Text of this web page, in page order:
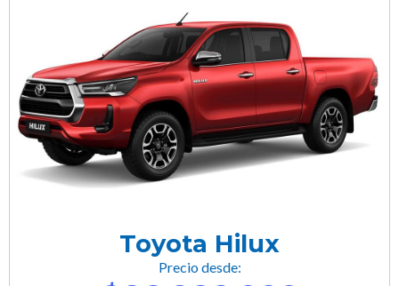
Toyota Hilux
Precio desde: